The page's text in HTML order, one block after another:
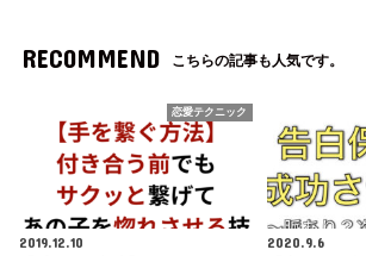
RECOMMEND こちらの記事も人気です。
恋愛テクニック
2019.12.10
2020.9.6